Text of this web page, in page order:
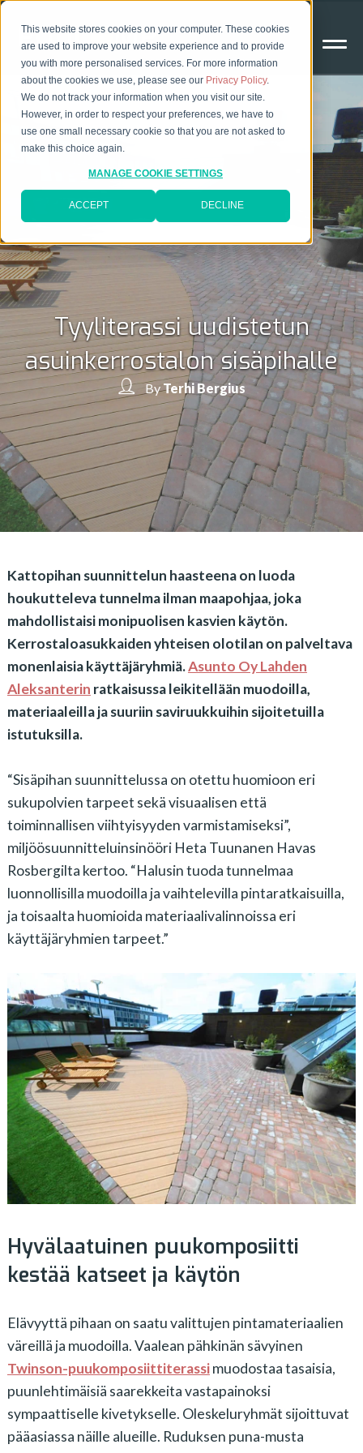
This website stores cookies on your computer. These cookies
are used to improve your website experience and to provide
you with more personalised services. For more information
about the cookies we use, please see our Privacy Policy.
We do not track your information when you visit our site.
However, in order to respect your preferences, we have to
use one small necessary cookie so that you are not asked to
make this choice again.
MANAGE COOKIE SETTINGS
ACCEPT DECLINE
Tyyliterassi uudistetun
asuinkerrostalon sisäpihalle
ByTerhi Bergius
Kattopihan suunnittelun haasteena on luoda
houkutteleva tunnelma ilman maapohjaa, joka
mahdollistaisi monipuolisen kasvien käytön.
Kerrostaloasukkaiden yhteisen olotilan on palveltava
monenlaisia käyttäjäryhmiä.Asunto Oy Lahden
Aleksanterin ratkaisussa leikitellään muodoilla,
materiaaleilla ja suuriin saviruukkuihin sijoitetuilla
istutuksilla.
“Sisäpihan suunnittelussa on otettu huomioon eri
sukupolvien tarpeet sekä visuaalisen että
toiminnallisen viihtyisyyden varmistamiseksi”,
miljöösuunnitteluinsinööri Heta Tuunanen Havas
Rosbergilta kertoo. “Halusin tuoda tunnelmaa
luonnollisilla muodoilla ja vaihtelevilla pintaratkaisuilla,
ja toisaalta huomioida materiaalivalinnoissa eri
käyttäjäryhmien tarpeet.”
Hyvälaatuinen puukomposiitti
kestää katseet ja käytön
Elävyyttä pihaan on saatu valittujen pintamateriaalien
väreillä ja muodoilla. Vaalean pähkinän sävyinen
Twinson-puukomposiittiterassimuodostaa tasaisia,
puunlehtimäisiä saarekkeita vastapainoksi
sympaattiselle kivetykselle. Oleskeluryhmät sijoittuvat
pääasiassa näille alueille. Ruduksen puna-musta